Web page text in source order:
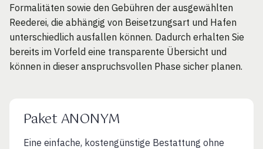
Formalitäten sowie den Gebühren der ausgewählten
Reederei, die abhängig von Beisetzungsart und Hafen
unterschiedlich ausfallen können. Dadurch erhalten Sie
bereits im Vorfeld eine transparente Übersicht und
können in dieser anspruchsvollen Phase sicher planen.
Paket ANONYM
Eine einfache, kostengünstige Bestattung ohne